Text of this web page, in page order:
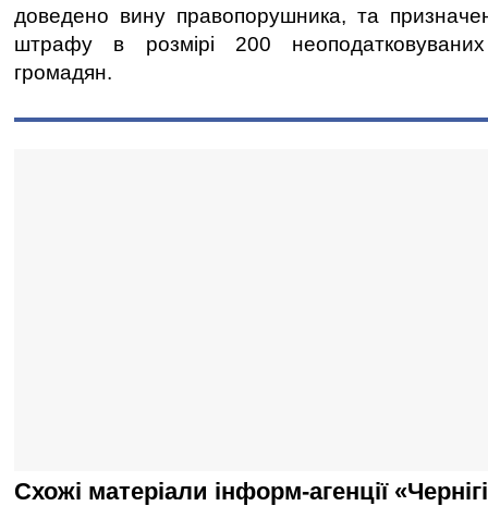
доведено вину правопорушника, та
штрафу в розмірі 200 неоподатковуваних
громадян.
Схожі матеріали інформ-агенції